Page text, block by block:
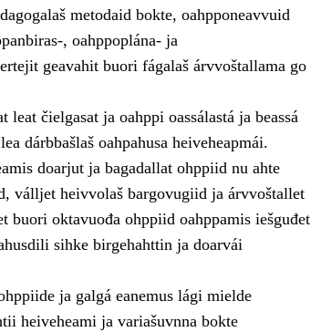
metodaid bokte, oahpponeavvuid
, oahppoplána- ja
geavahit buori fágalaš árvvoštallama go
čielgasat ja oahppi oassálastá ja beassá
dárbbašlaš oahpahusa heiveheapmái.
doarjut ja bagadallat ohppiid nu ahte
válljet heivvolaš bargovugiid ja árvvoštallet
buori oktavuođa ohppiid oahppamis iešguđet
sihke birgehahttin ja doarvái
ja galgá eanemus lági mielde
heiveheami ja variašuvnna bokte